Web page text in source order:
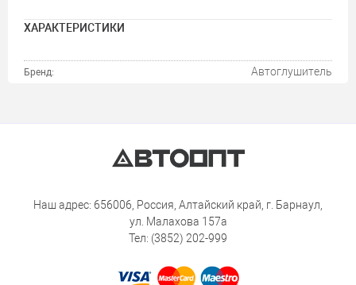
ХАРАКТЕРИСТИКИ
Бренд: Автоглушитель
Наш адрес: 656006, Россия, Алтайский край, г. Барнаул,
ул. Малахова 157а
Тел: (3852) 202-999